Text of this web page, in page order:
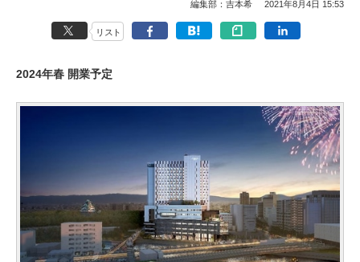
編集部：吉本希 2021年8月4日 15:53
リスト
2024年春 開業予定